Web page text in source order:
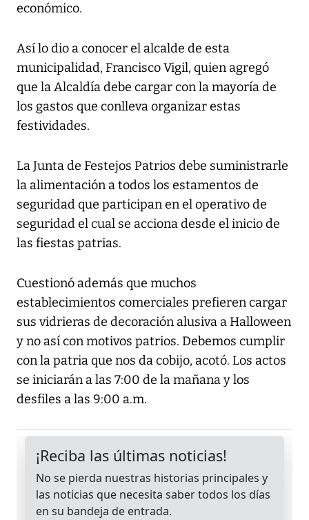
económico.
Así lo dio a conocer el alcalde de esta
municipalidad, Francisco Vigil, quien agregó
que la Alcaldía debe cargar con la mayoría de
los gastos que conlleva organizar estas
festividades.
La Junta de Festejos Patrios debe suministrarle
la alimentación a todos los estamentos de
seguridad que participan en el operativo de
seguridad el cual se acciona desde el inicio de
las fiestas patrias.
Cuestionó además que muchos
establecimientos comerciales prefieren cargar
sus vidrieras de decoración alusiva a Halloween
y no así con motivos patrios. Debemos cumplir
con la patria que nos da cobijo, acotó. Los actos
se iniciarán a las 7:00 de la mañana y los
desfiles a las 9:00 a.m.